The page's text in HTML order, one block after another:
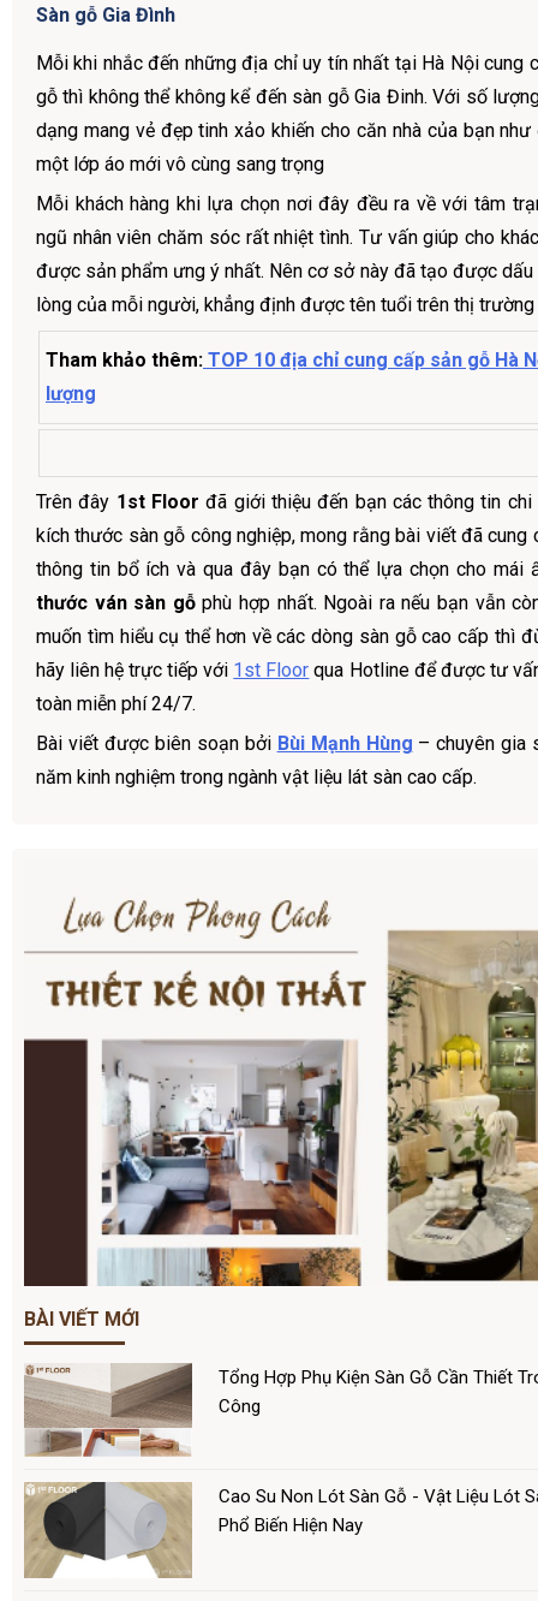
Sàn gỗ Gia Đình
Mỗi khi nhắc đến những địa chỉ uy tín nhất tại Hà Nội cung
gỗ thì không thể không kể đến sàn gỗ Gia Đinh. Với số
dạng mang vẻ đẹp tinh xảo khiến cho căn nhà của bạn
một lớp áo mới vô cùng sang trọng
Mỗi khách hàng khi lựa chọn nơi đây đều ra về với tâm
ngũ nhân viên chăm sóc rất nhiệt tình. Tư vấn giúp cho
được sản phẩm ưng ý nhất. Nên cơ sở này đã tạo được
lòng của mỗi người, khẳng định được tên tuổi trên thị trường
Tham khảo thêm: TOP 10 địa chỉ cung cấp sản gỗ Hà
lượng
Trên đây 1st Floor đã giới thiệu đến bạn các thông tin
kích thước sàn gỗ công nghiệp, mong rằng bài viết đã cung
thông tin bổ ích và qua đây bạn có thể lựa chọn cho mái
thước ván sàn gỗphù hợp nhất. Ngoài ra nếu bạn vẫn
muốn tìm hiểu cụ thể hơn về các dòng sàn gỗ cao cấp thì
hãy liên hệ trực tiếp với 1st Floor qua Hotline để được tư
toàn miễn phí 24/7.
Bài viết được biên soạn bởi Bùi Mạnh Hùng – chuyên gia
năm kinh nghiệm trong ngành vật liệu lát sàn cao cấp.
BÀI VIẾT MỚI
Tổng Hợp Phụ Kiện Sàn Gỗ Cần Thiết
Công
Cao Su Non Lót Sàn Gỗ - Vật Liệu Lót
Phổ Biến Hiện Nay